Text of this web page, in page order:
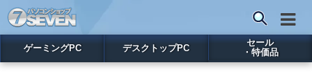
ゲーミングPC デスクトップPC
セール
・特価品